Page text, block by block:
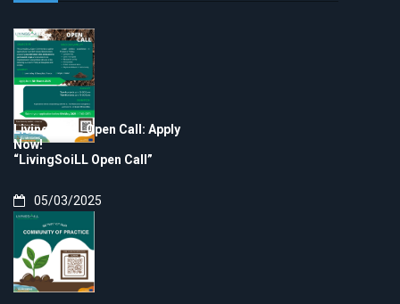
LivingSoiLL Open Call: Apply
Now!
“LivingSoiLL Open Call”
05/03/2025